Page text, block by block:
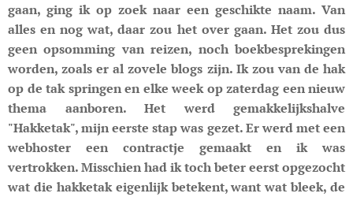
gaan, ging ik op zoek naar een geschikte naam. Van
alles en nog wat, daar zou het over gaan. Het zou dus
geen opsomming van reizen, noch boekbesprekingen
worden, zoals er al zovele blogs zijn. Ik zou van de hak
op de tak springen en elke week op zaterdag een nieuw
thema aanboren. Het werd gemakkelijkshalve
"Hakketak", mijn eerste stap was gezet. Er werd met een
webhoster een contractje gemaakt en ik was
vertrokken. Misschien had ik toch beter eerst opgezocht
wat die hakketak eigenlijk betekent, want wat bleek, de